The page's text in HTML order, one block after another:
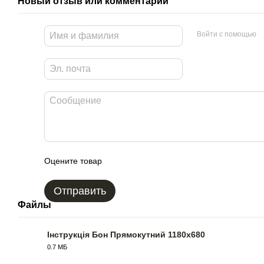
Войти с помощью
Оцените товар
Отправить
Файлы
Інструкція Бон Прямокутний 1180х680
0.7 МБ